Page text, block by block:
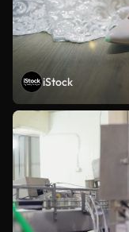
iStock